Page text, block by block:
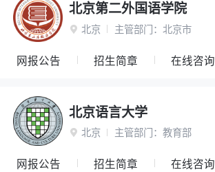
北京第二外国语学院
 北京 主管部门： 北京市
网报公告 招生简章 在线咨询
北京语言大学
 北京 主管部门： 教育部
网报公告 招生简章 在线咨询